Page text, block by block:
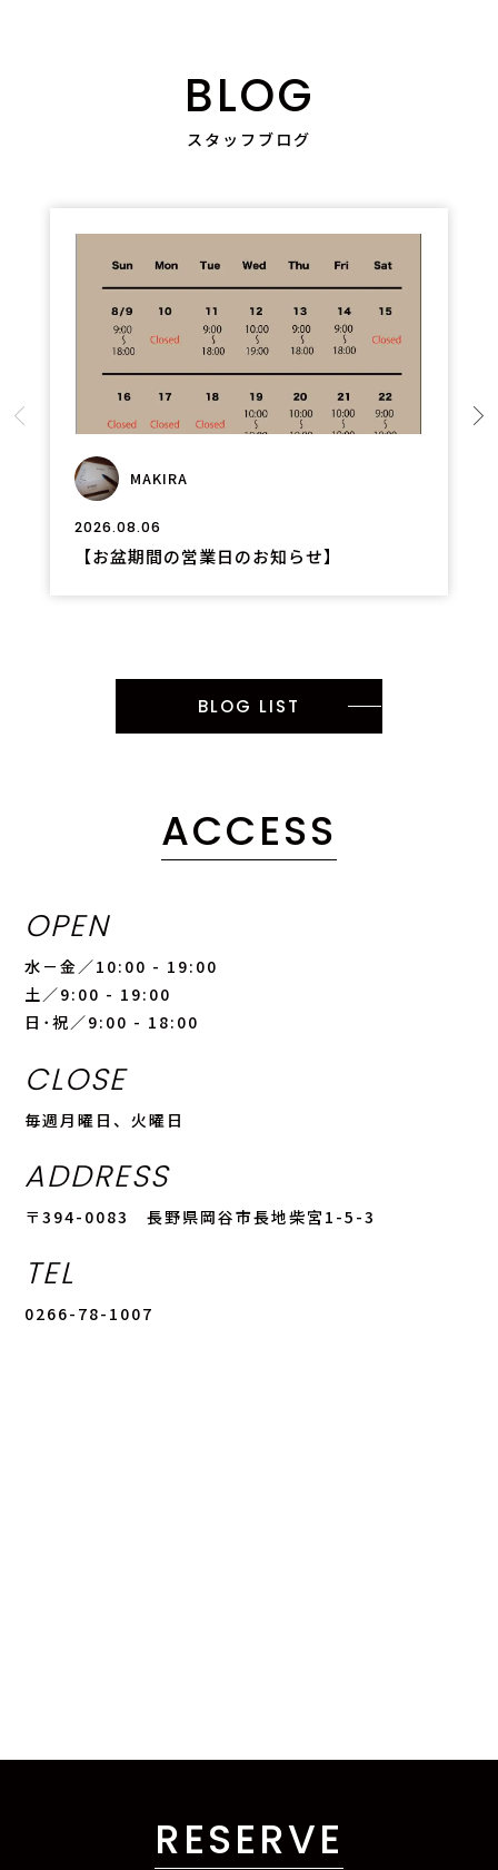
BLOG
スタッフブログ
MAKIRA
2026.08.06
【お盆期間の営業日のお知らせ】
BLOG LIST
ACCESS
OPEN
水－金／10:00 - 19:00
土／9:00 - 19:00
日･祝／9:00 - 18:00
CLOSE
毎週月曜日、火曜日
ADDRESS
〒394-0083 長野県岡谷市長地柴宮1-5-3
TEL
0266-78-1007
RESERVE